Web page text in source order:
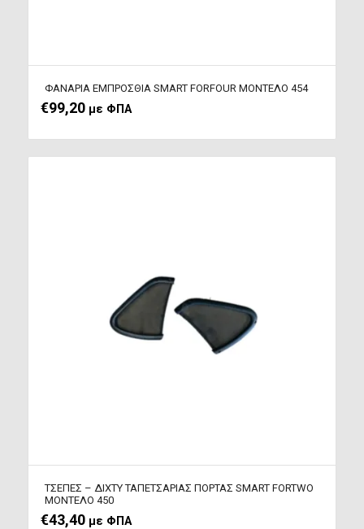
ΦΑΝΑΡΙΑ ΕΜΠΡΟΣΘΙΑ SMART FORFOUR ΜΟΝΤΕΛΟ 454
€99,20 με ΦΠΑ
ΤΣΕΠΕΣ – ΔΙΧΤΥ TAΠEΤΣΑΡΙΑΣ ΠΟΡΤΑΣ SMART FORTWO
ΜΟΝΤΕΛΟ 450
€43,40 με ΦΠΑ